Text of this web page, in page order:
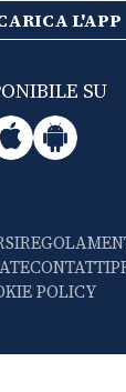
L'APP
SU
CONTATTI
POLICY